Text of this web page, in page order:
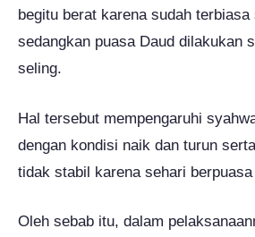
begitu berat karena sudah
sedangkan puasa Daud dilakukan
seling.
Hal tersebut mempengaruhi
dengan kondisi naik dan turun
tidak stabil karena sehari
Oleh sebab itu, dalam